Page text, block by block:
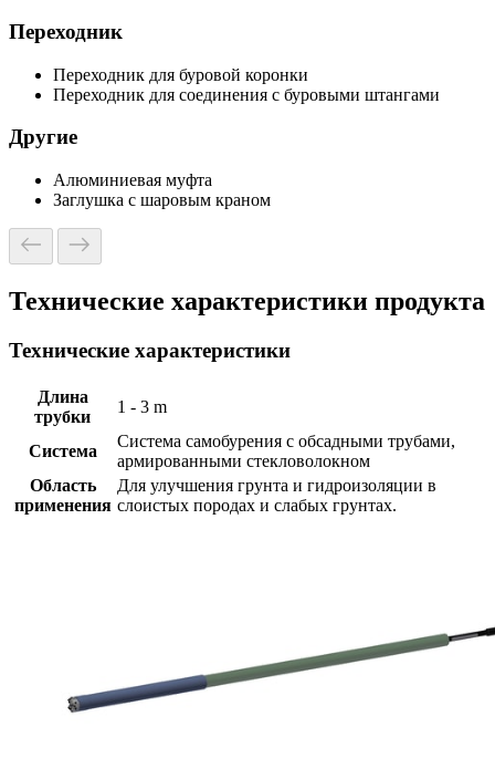
Переходник
Переходник для буровой коронки
Переходник для соединения с буровыми штангами
Другие
Алюминиевая муфта
Заглушка с шаровым краном
Технические характеристики продукта
Технические характеристики
Длина
трубки
1 - 3 m
Система
Система самобурения с обсадными трубами,
армированными стекловолокном
Область
применения
Для улучшения грунта и гидроизоляции в
слоистых породах и слабых грунтах.